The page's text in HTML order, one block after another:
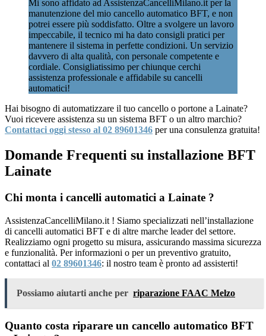
Mi sono affidato ad AssistenzaCancelliMilano.it per la
manutenzione del mio cancello automatico BFT, e non
potrei essere più soddisfatto. Oltre a svolgere un lavoro
impeccabile, il tecnico mi ha dato consigli pratici per
mantenere il sistema in perfette condizioni. Un servizio
davvero di alta qualità, con personale competente e
cordiale. Consigliatissimo per chiunque cerchi
assistenza professionale e affidabile su cancelli
automatici!
Hai bisogno di automatizzare il tuo cancello o portone a Lainate?
Vuoi ricevere assistenza su un sistema BFT o un altro marchio?
Contattaci oggi stesso al 02 89601346 per una consulenza gratuita!
Domande Frequenti su installazione BFT
Lainate
Chi monta i cancelli automatici a Lainate ?
AssistenzaCancelliMilano.it ! Siamo specializzati nell’installazione
di cancelli automatici BFT e di altre marche leader del settore.
Realizziamo ogni progetto su misura, assicurando massima sicurezza
e funzionalità. Per informazioni o per un preventivo gratuito,
contattaci al 02 89601346: il nostro team è pronto ad assisterti!
Possiamo aiutarti anche per riparazione FAAC Melzo
Quanto costa riparare un cancello automatico BFT